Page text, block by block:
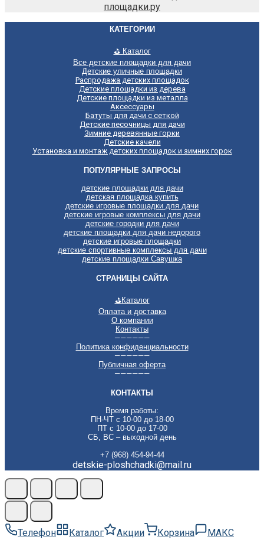
площадки.ру
КАТЕГОРИИ
⛳ Каталог
Все детские площадки для дачи
Детские уличные площадки
Распродажа детских площадок
Детские площадки из дерева
Детские площадки из металла
Аксессуары
Батуты для дачи с сеткой
Детские песочницы для дачи
Зимние деревянные горки
Детские качели
Установка и монтаж детских площадок и зимних горок
ПОПУЛЯРНЫЕ ЗАПРОСЫ
детские площадки для дачи
детская площадка купить
детские игровые площадки для дачи
детские игровые комплексы для дачи
детские городки для дачи
детские площадки для дачи недорого
детские игровые площадки
детские спортивные комплексы для дачи
детские площадки Савушка
СТРАНИЦЫ САЙТА
⛳Каталог
Оплата и доставка
О компании
Контакты
——————
Политика конфиденциальности
——————
Публичная оферта
——————
КОНТАКТЫ
Время работы:
ПН-ЧТ с 10-00 до 18-00
ПТ с 10-00 до 17-00
СБ, ВС – выходной день
+7 (968) 454-94-44
detskie-ploshchadki@mail.ru
Телефон Каталог Акции Корзина МАКС